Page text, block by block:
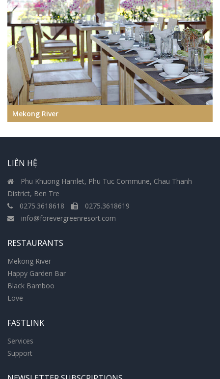
Mekong River
LIÊN HỆ
Phu Khuong Hamlet, Phu Tuc Commune, Chau Thanh
District, Ben Tre
0275.3618618
0275.3618619
info@forevergreenresort.com
RESTAURANTS
Mekong River
Happy Garden Bar
Black Bamboo
Love
FASTLINK
Services
Support